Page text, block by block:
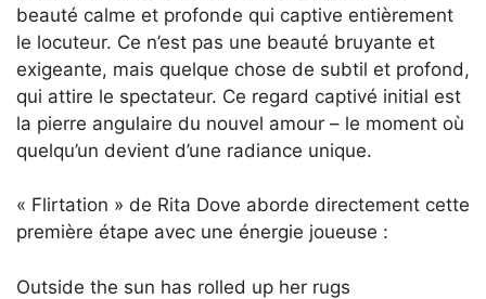
beauté calme et profonde qui captive entièrement
le locuteur. Ce n’est pas une beauté bruyante et
exigeante, mais quelque chose de subtil et profond,
qui attire le spectateur. Ce regard captivé initial est
la pierre angulaire du nouvel amour – le moment où
quelqu’un devient d’une radiance unique.
« Flirtation » de Rita Dove aborde directement cette
première étape avec une énergie joueuse :
Outside the sun has rolled up her rugs